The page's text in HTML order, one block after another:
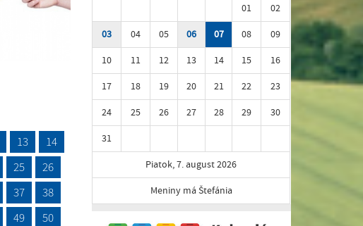
13
14
25
26
37
38
49
50
01
02
03
04 05 06 07 08
09
10
11 12 13 14 15
16
17
18 19 20 21 22
23
24
25 26 27 28 29
30
31
Piatok, 7. august 2026
Meniny má Štefánia